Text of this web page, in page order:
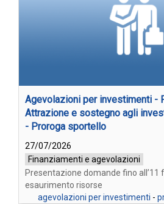
Agevolazioni per investimenti -
Attrazione e sostegno agli
- Proroga sportello
27/07/2026
Finanziamenti e agevolazioni
Presentazione domande fino all’11
esaurimento risorse
agevolazioni per investimenti -